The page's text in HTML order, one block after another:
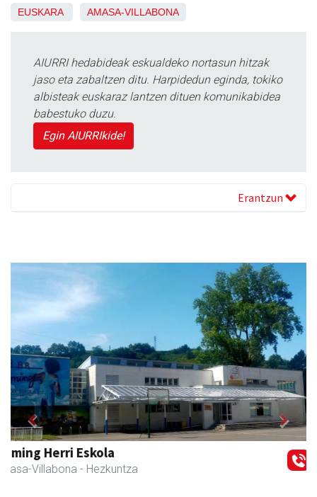
EUSKARA AMASA-VILLABONA
AIURRI hedabideak eskualdeko nortasun hitzak
jaso eta zabaltzen ditu. Harpidedun eginda, tokiko
albisteak euskaraz lantzen dituen komunikabidea
babestuko duzu.
Egin AIURRIkide!
Erantzun
Amasa kafetegia
Amasa-Villabona - Gozotegiak
Previous Next